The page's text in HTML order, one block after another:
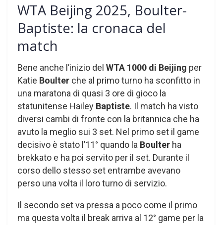
WTA Beijing 2025, Boulter-
Baptiste: la cronaca del
match
Bene anche l’inizio del WTA 1000 di Beijing per
Katie Boulter che al primo turno ha sconfitto in
una maratona di quasi 3 ore di gioco la
statunitense Hailey Baptiste. Il match ha visto
diversi cambi di fronte con la britannica che ha
avuto la meglio sui 3 set. Nel primo set il game
decisivo è stato l’11° quando la Boulter ha
brekkato e ha poi servito per il set. Durante il
corso dello stesso set entrambe avevano
perso una volta il loro turno di servizio.
Il secondo set va pressa a poco come il primo
ma questa volta il break arriva al 12° game per la